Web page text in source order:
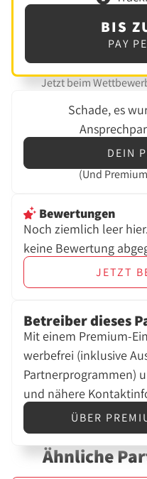
BIS
PAY
Jetzt beim
Schade, es
DEIN
(Und
Bewertungen
Noch ziemlich leer
keine Bewertung
JETZT
Betreiber dieses
Mit einem Premium-
werbefrei (inklusive
Partnerprogrammen)
und nähere
ÜBER
Ähnliche